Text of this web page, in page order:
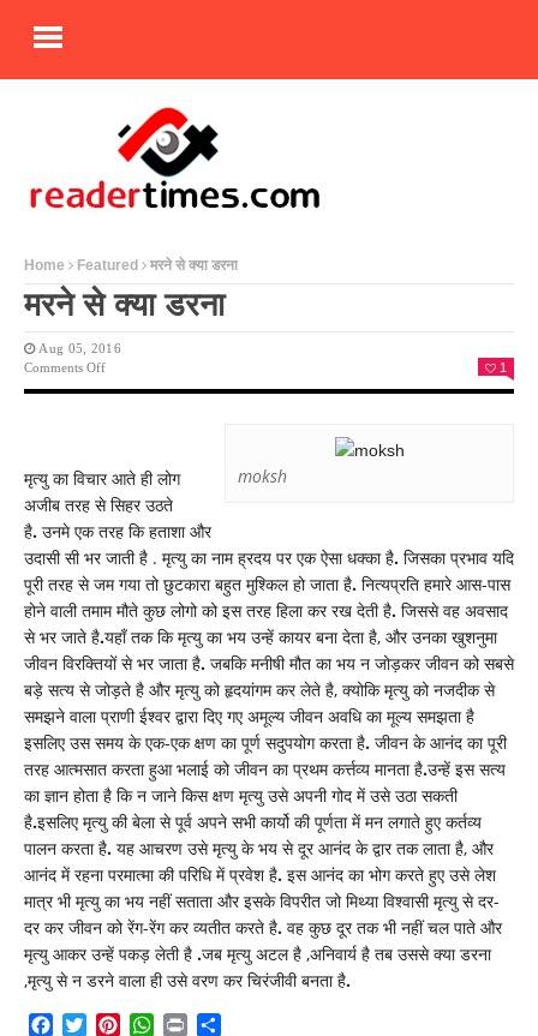
Home Featured मरने से क्या डरना
मरने से क्या डरना
Aug 05, 2016
Comments OffOn
1
moksh
मृत्यु का विचार आते ही लोग
अजीब तरह से सिहर उठते
है. उनमे एक तरह कि हताशा और
उदासी सी भर जाती है . मृत्यु का नाम ह्रदय पर एक ऐसा धक्का है. जिसका प्रभाव यदि
पूरी तरह से जम गया तो छुटकारा बहुत मुश्किल हो जाता है. नित्यप्रति हमारे आस-पास
होने वाली तमाम मौते कुछ लोगो को इस तरह हिला कर रख देती है. जिससे वह अवसाद
से भर जाते है.यहाँ तक कि मृत्यु का भय उन्हें कायर बना देता है, और उनका खुशनुमा
जीवन विरक्तियों से भर जाता है. जबकि मनीषी मौत का भय न जोड़कर जीवन को सबसे
बड़े सत्य से जोड़ते है और मृत्यु को हृदयांगम कर लेते है, क्योकि मृत्यु को नजदीक से
समझने वाला प्राणी ईश्वर द्वारा दिए गए अमूल्य जीवन अवधि का मूल्य समझता है
इसलिए उस समय के एक-एक क्षण का पूर्ण सदुपयोग करता है. जीवन के आनंद का पूरी
तरह आत्मसात करता हुआ भलाई को जीवन का प्रथम कर्त्तव्य मानता है.उन्हें इस सत्य
का ज्ञान होता है कि न जाने किस क्षण मृत्यु उसे अपनी गोद में उसे उठा सकती
है.इसलिए मृत्यु की बेला से पूर्व अपने सभी कार्यो की पूर्णता में मन लगाते हुए कर्तव्य
पालन करता है. यह आचरण उसे मृत्यु के भय से दूर आनंद के द्वार तक लाता है, और
आनंद में रहना परमात्मा की परिधि में प्रवेश है. इस आनंद का भोग करते हुए उसे लेश
मात्र भी मृत्यु का भय नहीं सताता और इसके विपरीत जो मिथ्या विश्वासी मृत्यु से दर-
दर कर जीवन को रेंग-रेंग कर व्यतीत करते है. वह कुछ दूर तक भी नहीं चल पाते और
मृत्यु आकर उन्हें पकड़ लेती है .जब मृत्यु अटल है ,अनिवार्य है तब उससे क्या डरना
,मृत्यु से न डरने वाला ही उसे वरण कर चिरंजीवी बनता है.
Facebook
TwitterPinterestWhatsApp
Print